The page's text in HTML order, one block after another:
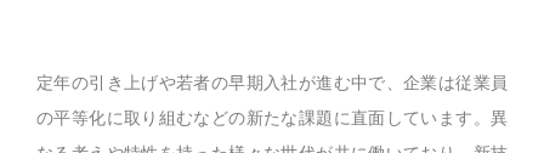
定年の引き上げや若者の早期入社が進む中で、企業は従業員
の平等化に取り組むなどの新たな課題に直面しています。異